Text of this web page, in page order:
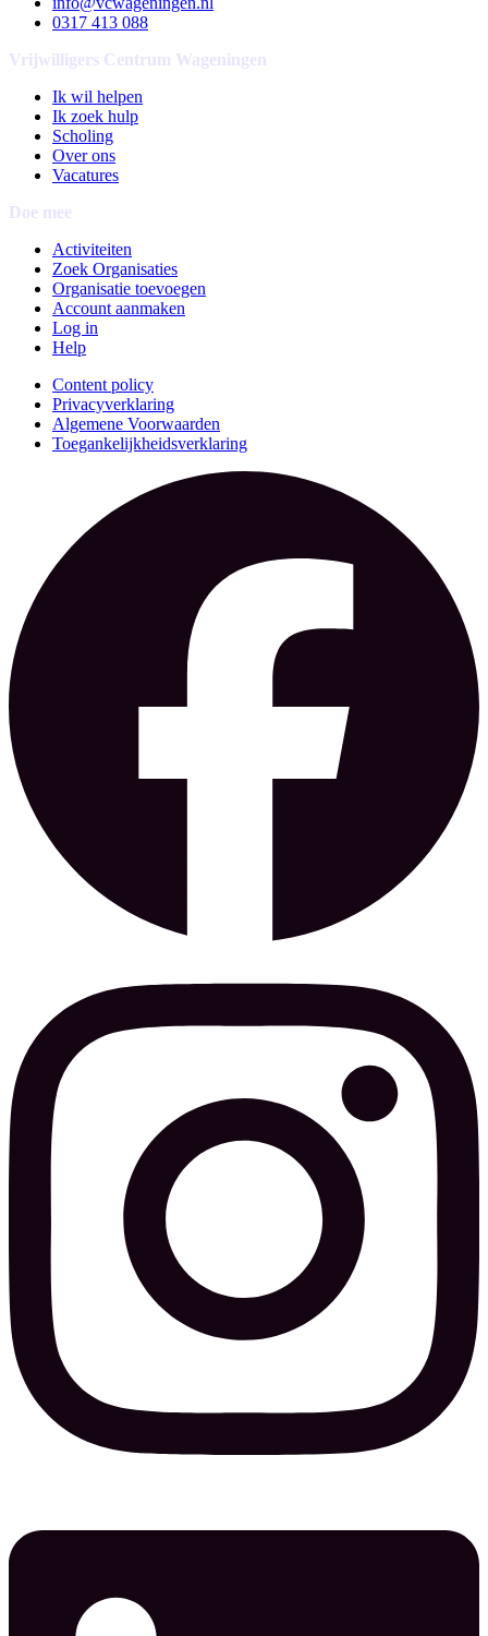
0317 413 088
Vrijwilligers Centrum Wageningen
Ik wil helpen
Ik zoek hulp
Scholing
Over ons
Vacatures
Doe mee
Activiteiten
Zoek Organisaties
Organisatie toevoegen
Account aanmaken
Log in
Help
Content policy
Privacyverklaring
Algemene Voorwaarden
Toegankelijkheidsverklaring